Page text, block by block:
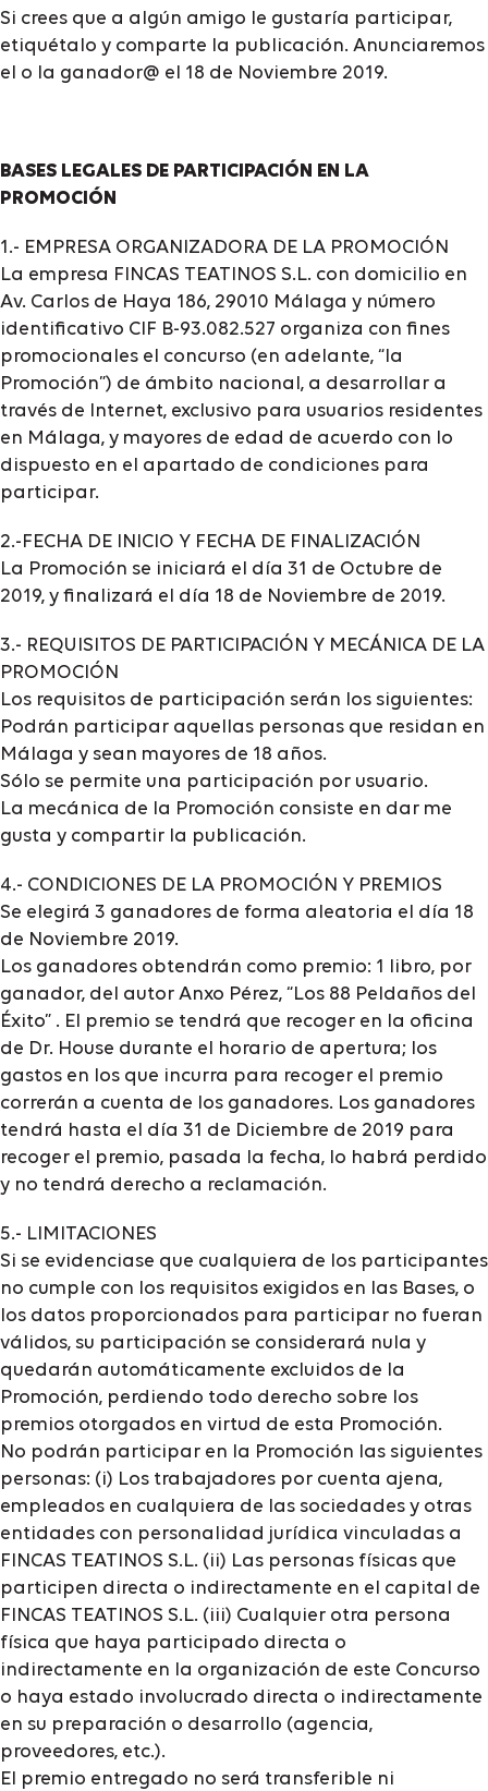
Si crees que a algún amigo le gustaría participar,
etiquétalo y comparte la publicación. Anunciaremos
el o la ganador@ el 18 de Noviembre 2019.
BASES LEGALES DE PARTICIPACIÓN EN LA
PROMOCIÓN
1.- EMPRESA ORGANIZADORA DE LA PROMOCIÓN
La empresa FINCAS TEATINOS S.L. con domicilio en
Av. Carlos de Haya 186, 29010 Málaga y número
identificativo CIF B-93.082.527 organiza con fines
promocionales el concurso (en adelante, “la
Promoción”) de ámbito nacional, a desarrollar a
través de Internet, exclusivo para usuarios residentes
en Málaga, y mayores de edad de acuerdo con lo
dispuesto en el apartado de condiciones para
participar.
2.-FECHA DE INICIO Y FECHA DE FINALIZACIÓN
La Promoción se iniciará el día 31 de Octubre de
2019, y finalizará el día 18 de Noviembre de 2019.
3.- REQUISITOS DE PARTICIPACIÓN Y MECÁNICA DE LA
PROMOCIÓN
Los requisitos de participación serán los siguientes:
Podrán participar aquellas personas que residan en
Málaga y sean mayores de 18 años.
Sólo se permite una participación por usuario.
La mecánica de la Promoción consiste en dar me
gusta y compartir la publicación.
4.- CONDICIONES DE LA PROMOCIÓN Y PREMIOS
Se elegirá 3 ganadores de forma aleatoria el día 18
de Noviembre 2019.
Los ganadores obtendrán como premio: 1 libro, por
ganador, del autor Anxo Pérez, “Los 88 Peldaños del
Éxito” . El premio se tendrá que recoger en la oficina
de Dr. House durante el horario de apertura; los
gastos en los que incurra para recoger el premio
correrán a cuenta de los ganadores. Los ganadores
tendrá hasta el día 31 de Diciembre de 2019 para
recoger el premio, pasada la fecha, lo habrá perdido
y no tendrá derecho a reclamación.
5.- LIMITACIONES
Si se evidenciase que cualquiera de los participantes
no cumple con los requisitos exigidos en las Bases, o
los datos proporcionados para participar no fueran
válidos, su participación se considerará nula y
quedarán automáticamente excluidos de la
Promoción, perdiendo todo derecho sobre los
premios otorgados en virtud de esta Promoción.
No podrán participar en la Promoción las siguientes
personas: (i) Los trabajadores por cuenta ajena,
empleados en cualquiera de las sociedades y otras
entidades con personalidad jurídica vinculadas a
FINCAS TEATINOS S.L. (ii) Las personas físicas que
participen directa o indirectamente en el capital de
FINCAS TEATINOS S.L. (iii) Cualquier otra persona
física que haya participado directa o
indirectamente en la organización de este Concurso
o haya estado involucrado directa o indirectamente
en su preparación o desarrollo (agencia,
proveedores, etc.).
El premio entregado no será transferible ni